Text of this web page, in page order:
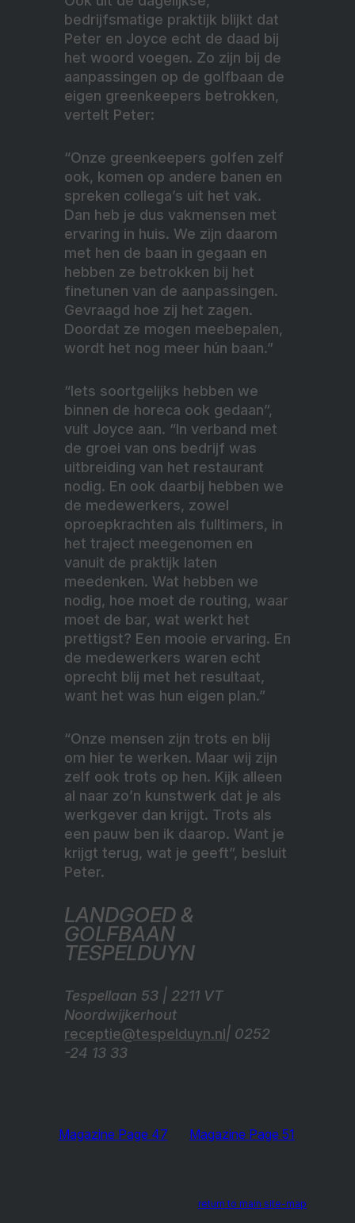
bedrijfsmatige praktijk blijkt dat
Peter en Joyce echt de daad bij
het woord voegen. Zo zijn bij de
aanpassingen op de golfbaan de
eigen greenkeepers betrokken,
vertelt Peter:
“Onze greenkeepers golfen zelf
ook, komen op andere banen en
spreken collega’s uit het vak.
Dan heb je dus vakmensen met
ervaring in huis. We zijn daarom
met hen de baan in gegaan en
hebben ze betrokken bij het
finetunen van de aanpassingen.
Gevraagd hoe zij het zagen.
Doordat ze mogen meebepalen,
wordt het nog meer hún baan.”
“Iets soortgelijks hebben we
binnen de horeca ook gedaan”,
vult Joyce aan. “In verband met
de groei van ons bedrijf was
uitbreiding van het restaurant
nodig. En ook daarbij hebben we
de medewerkers, zowel
oproepkrachten als fulltimers, in
het traject meegenomen en
vanuit de praktijk laten
meedenken. Wat hebben we
nodig, hoe moet de routing, waar
moet de bar, wat werkt het
prettigst? Een mooie ervaring. En
de medewerkers waren echt
oprecht blij met het resultaat,
want het was hun eigen plan.”
“Onze mensen zijn trots en blij
om hier te werken. Maar wij zijn
zelf ook trots op hen. Kijk alleen
al naar zo’n kunstwerk dat je als
werkgever dan krijgt. Trots als
een pauw ben ik daarop. Want je
krijgt terug, wat je geeft”, besluit
Peter.
LANDGOED &
GOLFBAAN
TESPELDUYN
Tespellaan 53 | 2211 VT
Noordwijkerhout
receptie@tespelduyn.nl| 0252
-24 13 33
Magazine Page 47 Magazine Page 51
return to main site-map